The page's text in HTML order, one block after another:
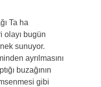
Ta ha
olayı bugün
sunuyor.
ayrılmasını
buzağının
gibi